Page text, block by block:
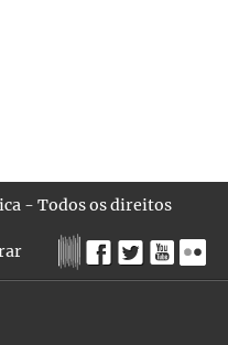
- Todos os direitos